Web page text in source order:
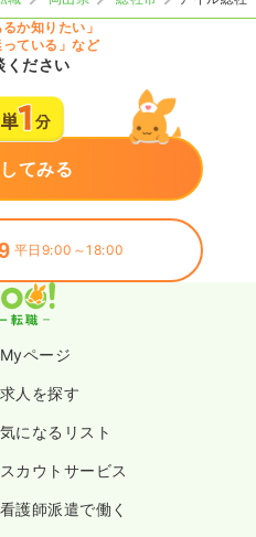
か知りたい」
っている」など
ください
てみる
平日9:00～18:00
Myページ
求人を探す
気になるリスト
スカウトサービス
看護師派遣で働く